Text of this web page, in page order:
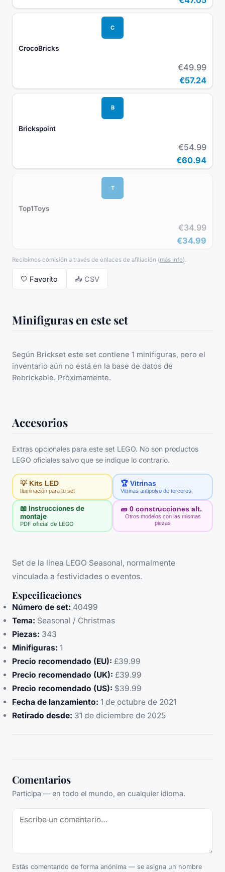
C
CrocoBricks
€49.99
€57.24
B
Brickspoint
€54.99
€60.94
T
Top1Toys
€34.99
€34.99
Recibimos comisión a través de enlaces de afiliación (más info).
🤍 Favorito 📥 CSV
Minifiguras en este set
Según Brickset este set contiene 1 minifiguras, pero el
inventario aún no está en la base de datos de
Rebrickable. Próximamente.
Accesorios
Extras opcionales para este set LEGO. No son productos
LEGO oficiales salvo que se indique lo contrario.
💡 Kits LED
Iluminación para tu set
🏆 Vitrinas
Vitrinas antipolvo de terceros
📖 Instrucciones de
montaje
PDF oficial de LEGO
🧱 0 construcciones alt.
Otros modelos con las mismas
piezas
Set de la línea LEGO Seasonal, normalmente
vinculada a festividades o eventos.
Especificaciones
Número de set: 40499
Tema: Seasonal / Christmas
Piezas: 343
Minifiguras: 1
Precio recomendado (EU): £39.99
Precio recomendado (UK): £39.99
Precio recomendado (US): $39.99
Fecha de lanzamiento: 1 de octubre de 2021
Retirado desde: 31 de diciembre de 2025
Comentarios
Participa — en todo el mundo, en cualquier idioma.
Estás comentando de forma anónima — se asigna un nombre